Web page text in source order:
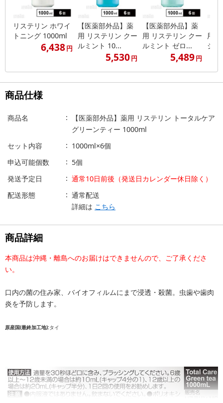
リステリン ホワイ
トニング 1000ml
6,438円
【医薬部外品】薬
用 リステリン クー
ルミント 10...
5,530円
【医薬部外品】薬
用 リステリン クー
ルミント ゼロ...
5,489円
用
ジ
商品仕様
商品名
【医薬部外品】薬用 リステリン トータルケア
グリーンティー 1000ml
セット内容
1000ml×6個
申込可能個数
5個
発送予定日
通常10日前後（発送日カレンダー休日除く）
配送形態
通常配送
詳細は こちら
商品詳細
本商品は沖縄・離島へのお届けはできませんので、ご了承くださ
い。
口内の菌の住み家、バイオフィルムにまで浸透・殺菌。虫歯や歯肉
炎を予防します。
原産国(最終加工地):タイ